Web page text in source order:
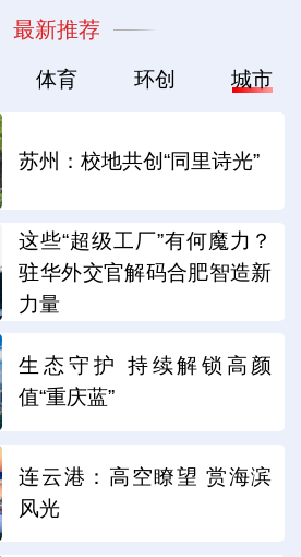
最新推荐
体育 环创 城市
苏州：校地共创“同里诗光”
这些“超级工厂”有何魔力？
驻华外交官解码合肥智造新
力量
生态守护 持续解锁高颜
值“重庆蓝”
连云港：高空瞭望 赏海滨
风光